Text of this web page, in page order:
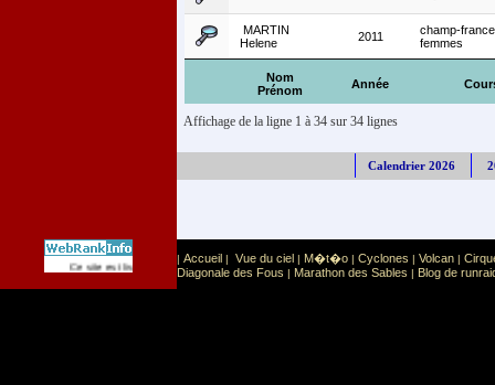
Nom
Prénom
Année
MARTIN
Helene
2011
champ-
femmes
Affichage de la ligne 1 à 34 sur 34 lignes
Calendrier 2026
Ce site est list� dans la cat�gorie Sport: Sports extr�mes
| Accueil | Vue du ciel | M�t�o | Cyclones | Volcan |
Diagonale des Fous | Marathon des Sables | Blog de